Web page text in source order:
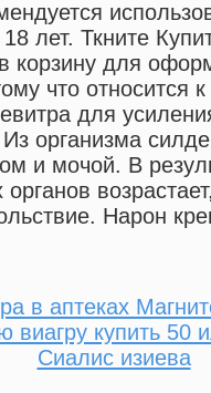
лет. Ткните
корзину для
что относится
для
организма
и мочой. В
Нарон
в аптеках
виагру купить 50
Сиалис изиева